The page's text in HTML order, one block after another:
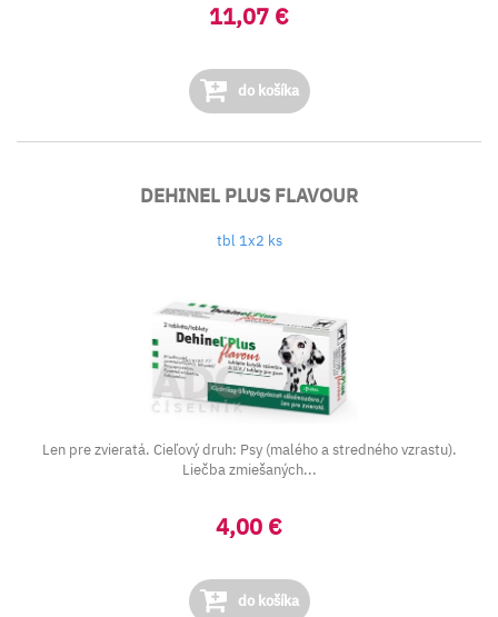
11,07 €
do košíka
DEHINEL PLUS FLAVOUR
tbl 1x2 ks
Len pre zvieratá. Cieľový druh: Psy (malého a stredného vzrastu).
Liečba zmiešaných...
4,00 €
do košíka